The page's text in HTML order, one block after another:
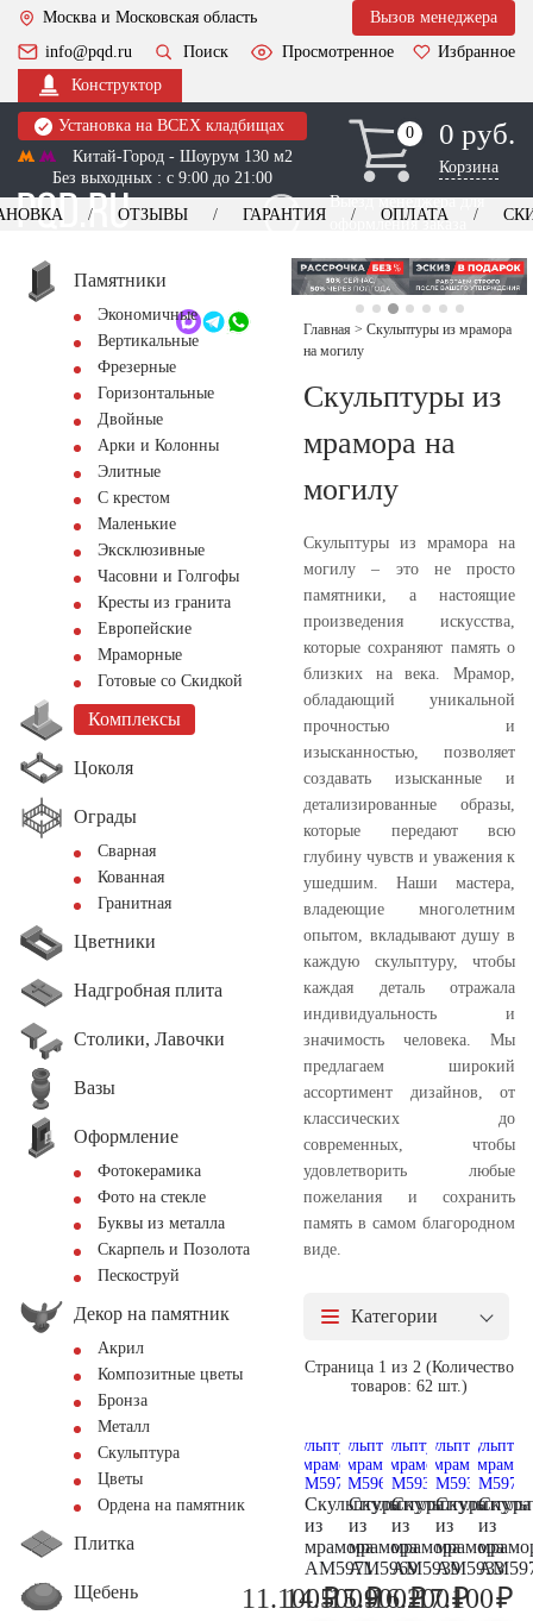
Москва и Московская область
Вызов менеджера
info@pqd.ru
Поиск Просмотренное
Избранное
Конструктор
Установка на ВСЕХ кладбищах
Китай-Город - Шоурум 130 м2
Без выходных : с 9:00 до 21:00
0
0 0 руб.
Корзина
Выезд менеджера для
оформления заказа
+7 (495) 518-44-23
Обратный звонок
ОТЗЫВЫ ГАРАНТИЯ ОПЛАТА
Памятники
Экономичные
Вертикальные
Фрезерные
Горизонтальные
Двойные
Арки и Колонны
Элитные
С крестом
Маленькие
Эксклюзивные
Часовни и Голгофы
Кресты из гранита
Европейские
Мраморные
Готовые со Скидкой
Комплексы
Цоколя
Ограды
Сварная
Кованная
Гранитная
Цветники
Надгробная плита
Столики, Лавочки
Вазы
Оформление
Фотокерамика
Фото на стекле
Буквы из металла
Скарпель и Позолота
Пескоструй
Декор на памятник
Акрил
Композитные цветы
Бронза
Металл
Скульптура
Цветы
Ордена на памятник
Плитка
Щебень
Главная > Скульптуры из мрамора
на могилу
Скульптуры из
мрамора на
могилу
Скульптуры из мрамора на
могилу – это не просто
памятники, а настоящие
произведения искусства,
которые сохраняют память о
близких на века. Мрамор,
обладающий уникальной
прочностью и
изысканностью, позволяет
создавать изысканные и
детализированные образы,
которые передают всю
глубину чувств и уважения к
ушедшим. Наши мастера,
владеющие многолетним
опытом, вкладывают душу в
каждую скульптуру, чтобы
каждая деталь отражала
индивидуальность и
значимость человека. Мы
предлагаем широкий
ассортимент дизайнов, от
классических до
современных, чтобы
удовлетворить любые
пожелания и сохранить
память в самом благородном
виде.
Категории
Страница 1 из 2 (Количество
товаров: 62 шт.)
Скульптура
из
мрамора
AM5971
11.700
11.100₽
Скульптура
из
мрамора
AM5969
15.300
14.500₽
Скульптура
из
мрамора
AM5939
16.700
15.900₽
Скульптура
из
мрамора
AM5933
17.000
16.200₽
из
17.100₽